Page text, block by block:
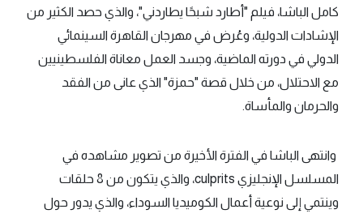
كامل الباشا، فيلم "أطارد شبحًا يطاردني"، والذي حصد الكثير من
الإشادات الدولية، وعُرض في مهرجان القاهرة السينمائي
الدولي في دورته الماضية، وجسد العمل معاناة الفلسطينيين
مع الاحتلال، من خلال قصة "حمزة" الذي عانى من الفقد
والحرمان والمأساة.
وانتهى الباشا في الفترة الأخيرة من تصوير مشاهده في
المسلسل الإنجليزي culprits، والذي يتكون من 8 حلقات
وينتمي إلى نوعية أعمال الكوميديا السوداء، والذي يدور حول